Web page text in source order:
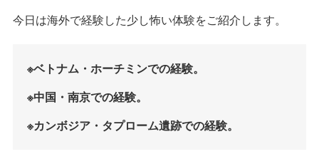
今日は海外で経験した少し怖い体験をご紹介します。
※ベトナム・ホーチミンでの経験。
※中国・南京での経験。
※カンボジア・タプローム遺跡での経験。